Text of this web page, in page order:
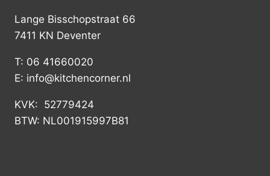
Lange Bisschopstraat 66
7411 KN Deventer
T: 06 41660020
E: info@kitchencorner.nl
KVK: 52779424
BTW: NL001915997B81